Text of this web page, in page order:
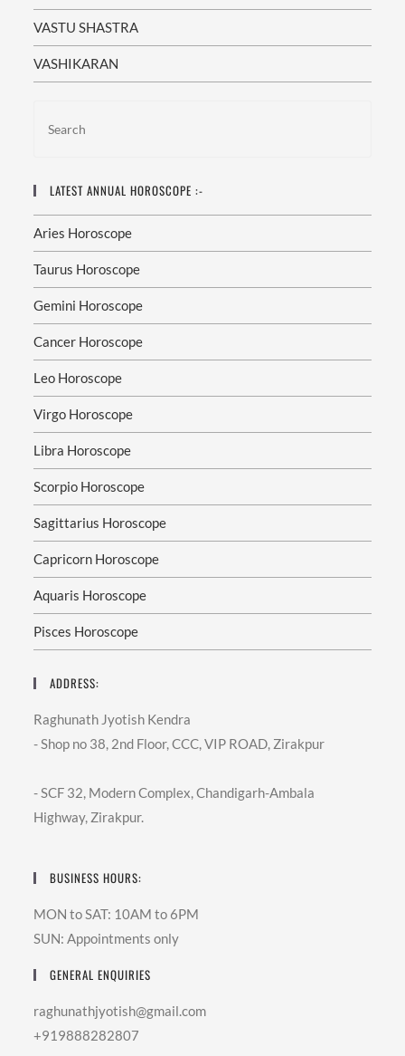
VASTU SHASTRA
VASHIKARAN
LATEST ANNUAL HOROSCOPE :-
Aries Horoscope
Taurus Horoscope
Gemini Horoscope
Cancer Horoscope
Leo Horoscope
Virgo Horoscope
Libra Horoscope
Scorpio Horoscope
Sagittarius Horoscope
Capricorn Horoscope
Aquaris Horoscope
Pisces Horoscope
ADDRESS:
Raghunath Jyotish Kendra
- Shop no 38, 2nd Floor, CCC, VIP ROAD, Zirakpur
- SCF 32, Modern Complex, Chandigarh-Ambala
Highway, Zirakpur.
BUSINESS HOURS:
MON to SAT: 10AM to 6PM
SUN: Appointments only
GENERAL ENQUIRIES
raghunathjyotish@gmail.com
+919888282807